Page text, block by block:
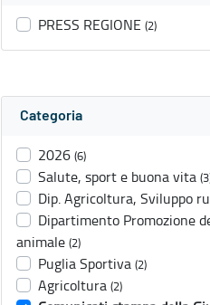
PRESS REGIONE (2)
Categoria
2026 (6)
Salute, sport e buona vita
Dip. Agricoltura, Sviluppo
Dipartimento Promozione
animale (2)
Puglia Sportiva (2)
Agricoltura (2)